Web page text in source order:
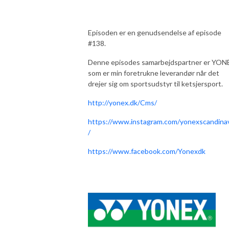
Episoden er en genudsendelse af episode
#138.
Denne episodes samarbejdspartner er
som er min foretrukne leverandør når det
drejer sig om sportsudstyr til ketsjersport.
http://yonex.dk/Cms/
https://www.instagram.com/
/
https://www.facebook.com/Yonexdk